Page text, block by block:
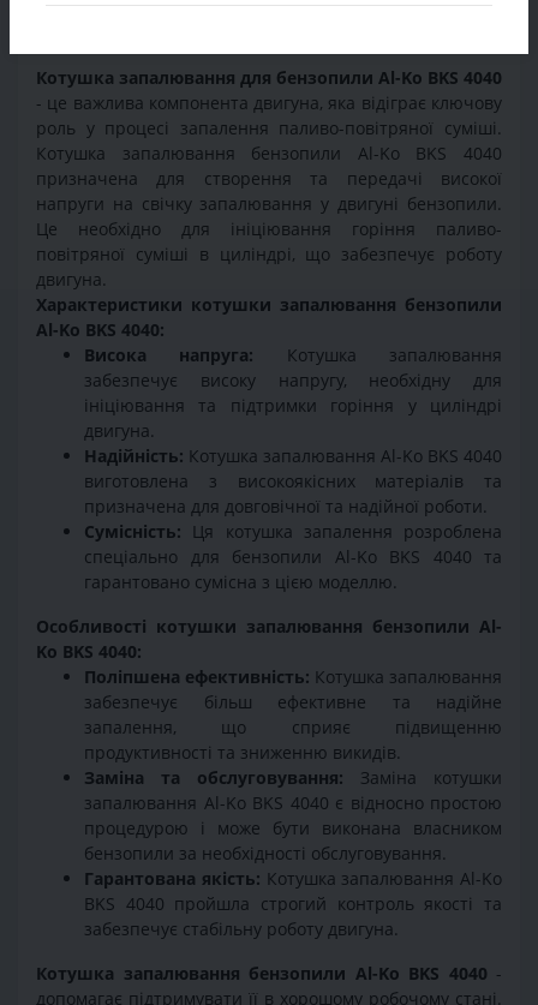
Котушка запалювання для бензопили Al-Ko BKS 4040
- це важлива компонента двигуна, яка відіграє ключову
роль у процесі запалення паливо-повітряної суміші.
Котушка запалювання бензопили Al-Ko BKS 4040
призначена для створення та передачі високої
напруги на свічку запалювання у двигуні бензопили.
Це необхідно для ініціювання горіння паливо-
повітряної суміші в циліндрі, що забезпечує роботу
двигуна.
Характеристики котушки запалювання бензопили
Al-Ko BKS 4040:
Висока напруга: Котушка запалювання
забезпечує високу напругу, необхідну для
ініціювання та підтримки горіння у циліндрі
двигуна.
Надійність: Котушка запалювання Al-Ko BKS 4040
виготовлена з високоякісних матеріалів та
призначена для довговічної та надійної роботи.
Сумісність: Ця котушка запалення розроблена
спеціально для бензопили Al-Ko BKS 4040 та
гарантовано сумісна з цією моделлю.
Особливості котушки запалювання бензопили Al-
Ko BKS 4040:
Поліпшена ефективність: Котушка запалювання
забезпечує більш ефективне та надійне
запалення, що сприяє підвищенню
продуктивності та зниженню викидів.
Заміна та обслуговування: Заміна котушки
запалювання Al-Ko BKS 4040 є відносно простою
процедурою і може бути виконана власником
бензопили за необхідності обслуговування.
Гарантована якість: Котушка запалювання Al-Ko
BKS 4040 пройшла строгий контроль якості та
забезпечує стабільну роботу двигуна.
Котушка запалювання бензопили Al-Ko BKS 4040 -
допомагає підтримувати її в хорошому робочому стані.